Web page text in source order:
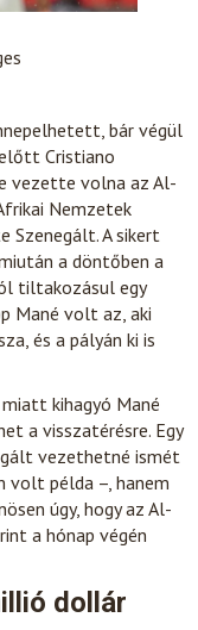
bár végül
Cristiano
vezette volna az Al-
Nemzetek
Szenegált. A sikert
a döntőben a
tiltakozásul egy
Mané volt az, aki
és a pályán ki is
kihagyó Mané
a visszatérésre. Egy
vezethetné ismét
volt példa –, hanem
úgy, hogy az Al-
a hónap végén
dollár